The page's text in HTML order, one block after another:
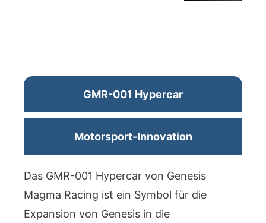
GMR-001 Hypercar
Motorsport-Innovation
Das GMR-001 Hypercar von Genesis
Magma Racing ist ein Symbol für die
Expansion von Genesis in die